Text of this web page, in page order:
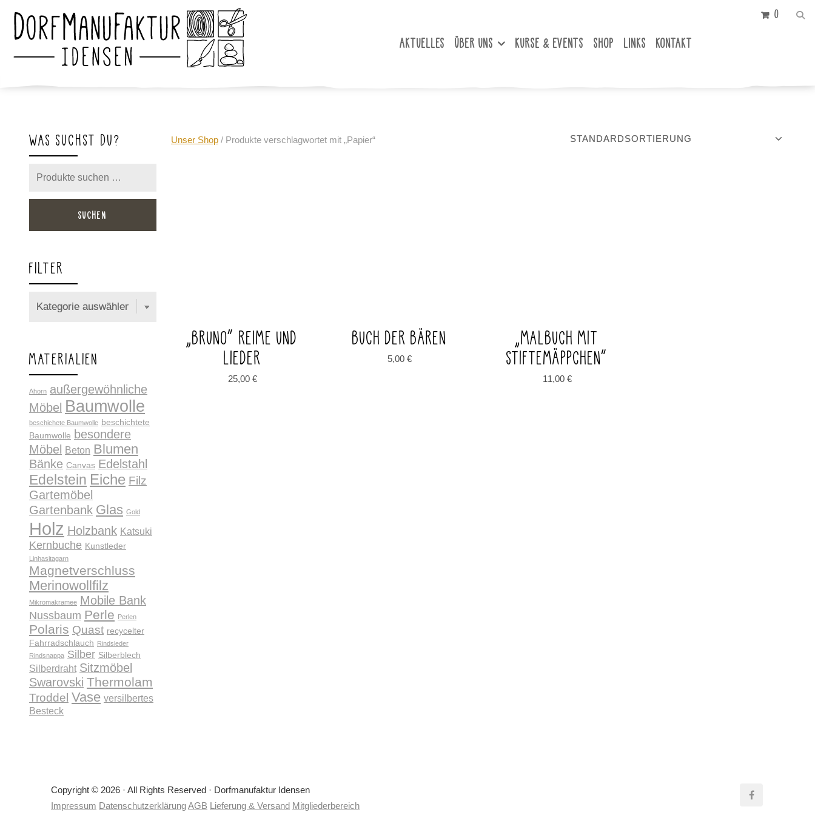
AKTUELLES ÜBER UNS KURSE & EVENTS SHOP LINKS KONTAKT
0
WAS SUCHST DU?
Suchen
SUCHEN
FILTER
MATERIALIEN
Ahorn außergewöhnliche
Möbel Baumwolle
beschichete Baumwolle beschichtete
Baumwolle besondere
Möbel
Beton Blumen
Bänke Canvas Edelstahl
Edelstein Eiche Filz
Gartemöbel
Gartenbank Glas Gold
Holz Holzbank Katsuki
Kernbuche Kunstleder
Linhasitagarn
Magnetverschluss
Merinowollfilz
Mikromakramee Mobile Bank
Nussbaum Perle Perlen
Polaris Quast recycelter
Fahrradschlauch Rindsleder
Rindsnappa Silber Silberblech
Silberdraht Sitzmöbel
Swarovski Thermolam
Troddel Vase versilbertes
Besteck
Unser Shop / Produkte verschlagwortet mit „Papier“
„BRUNO“ REIME UND
LIEDER
25,00 €
BUCH DER BÄREN
5,00€
„MALBUCH MIT
STIFTEMÄPPCHEN“
11,00 €
Copyright © 2026 · All Rights Reserved · Dorfmanufaktur Idensen
Impressum DatenschutzerklärungAGB Lieferung & Versand Mitgliederbereich